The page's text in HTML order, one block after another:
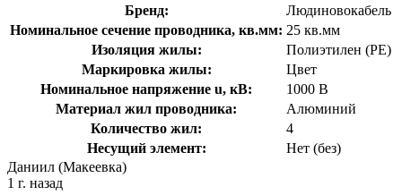
Бренд:
Людиновокабель
Номинальное сечение проводника, кв.мм: 25 кв.мм
Изоляция жилы:
Полиэтилен (PE)
Маркировка жилы:
Цвет
Номинальное напряжение u, кВ:
1000 В
Материал жил проводника:
Алюминий
Количество жил:
4
Несущий элемент:
Нет (без)
Даниил (Макеевка)
1 г. назад